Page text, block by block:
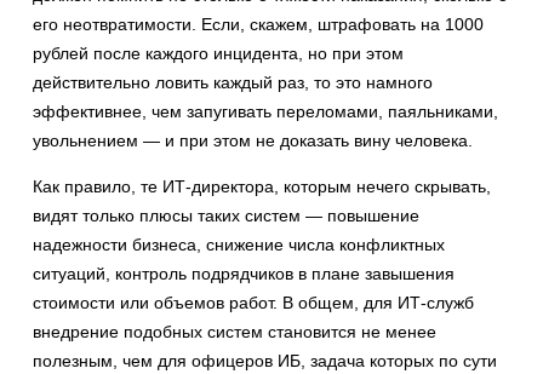
его неотвратимости. Если, скажем, штрафовать на 1000
рублей после каждого инцидента, но при этом
действительно ловить каждый раз, то это намного
эффективнее, чем запугивать переломами, паяльниками,
увольнением — и при этом не доказать вину человека.
Как правило, те ИТ-директора, которым нечего скрывать,
видят только плюсы таких систем — повышение
надежности бизнеса, снижение числа конфликтных
ситуаций, контроль подрядчиков в плане завышения
стоимости или объемов работ. В общем, для ИТ-служб
внедрение подобных систем становится не менее
полезным, чем для офицеров ИБ, задача которых по сути